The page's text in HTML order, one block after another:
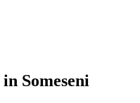
in Someseni